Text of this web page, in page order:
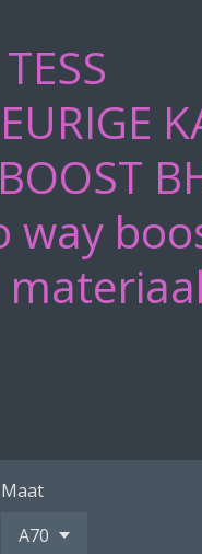
way
Maat